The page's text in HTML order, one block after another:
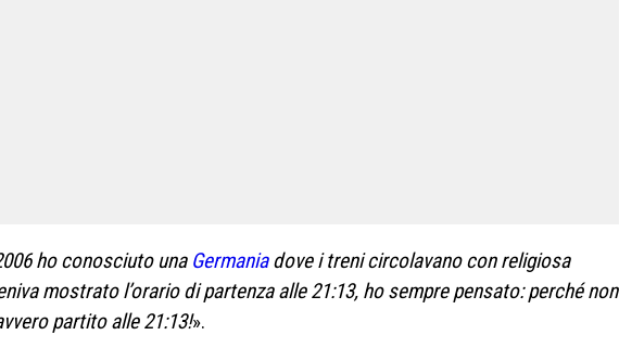
ho conosciuto unaGermaniadove i treni circolavano con religiosa
mostrato l’orario di partenza alle 21:13, ho sempre pensato: perché non
partito alle 21:13!».